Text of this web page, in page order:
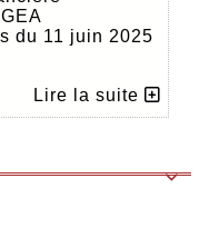
du 11 juin 2025
Lire la suite
